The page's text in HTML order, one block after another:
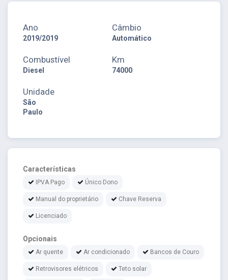
Ano
2019/2019
Câmbio
Automático
Combustível
Diesel
Km
74000
Unidade
São
Paulo
Características
IPVA Pago Único Dono
Manual do proprietário Chave Reserva
Licenciado
Opcionais
Ar quente Ar condicionado Bancos de Couro
Retrovisores elétricos Teto solar